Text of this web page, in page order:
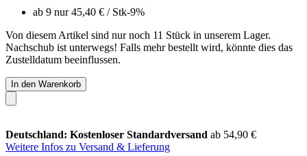
ab 9 nur45,40 € / Stk-9%
Von diesem Artikel sind nur noch 11 Stück in unserem Lager.
Nachschub ist unterwegs! Falls mehr bestellt wird, könnte dies das
Zustelldatum beeinflussen.
In den Warenkorb
Deutschland: Kostenloser Standardversand ab 54,90 €
Weitere Infos zu Versand & Lieferung